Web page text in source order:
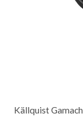
Källquist